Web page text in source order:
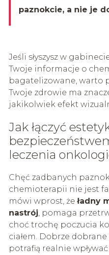
paznokcie, a nie je
Jeśli słyszysz w
Twoje informacje o
bagatelizowane, warto
Twoje zdrowie ma
jakikolwiek efekt
Jak łączyć
leczenia
Chęć zadbanych
chemioterapii nie jest
mówi wprost, żeładny
nastrój, pomaga
choć trochę poczucia
ciałem. Dobrze
potrafią realnie